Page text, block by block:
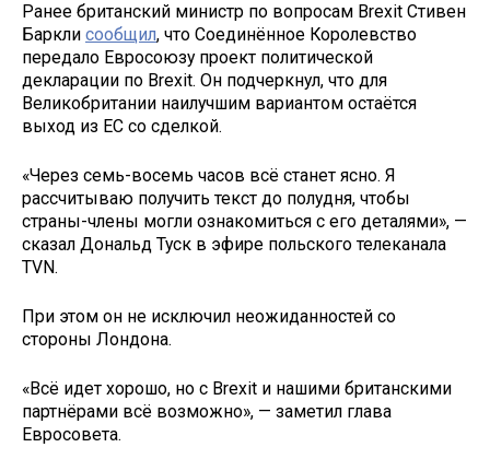
Ранее британский министр по вопросам Brexit Стивен
Баркли сообщил, что Соединённое Королевство
передало Евросоюзу проект политической
декларации по Brexit. Он подчеркнул, что для
Великобритании наилучшим вариантом остаётся
выход из ЕС со сделкой.
«Через семь-восемь часов всё станет ясно. Я
рассчитываю получить текст до полудня, чтобы
страны-члены могли ознакомиться с его деталями», —
сказал Дональд Туск в эфире польского телеканала
TVN.
При этом он не исключил неожиданностей со
стороны Лондона.
«Всё идет хорошо, но с Brexit и нашими британскими
партнёрами всё возможно», — заметил глава
Евросовета.